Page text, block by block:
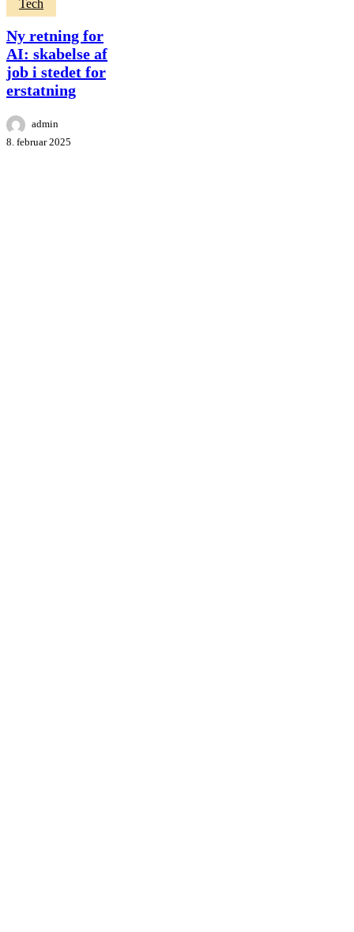
retning
for
AI:
skabelse
af
job
i
stedet
for
erstatning
Tech
Ny retning for
AI: skabelse af
job i stedet for
erstatning
admin
8. februar 2025